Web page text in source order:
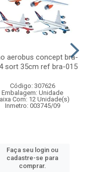
aerobus concept bra-
sort 35cm ref bra-015
Código: 307626
Embalagem: Unidade
Com: 12 Unidade(s)
Inmetro: 003745/09
Faça seu login ou
cadastre-se para
comprar.